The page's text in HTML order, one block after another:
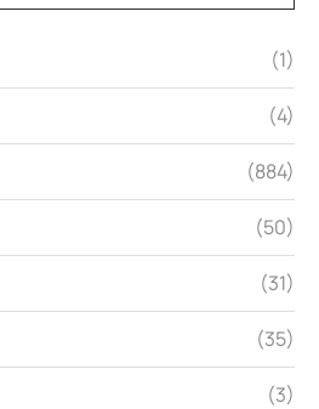
(1)
(4)
(884)
(50)
(31)
(35)
(3)